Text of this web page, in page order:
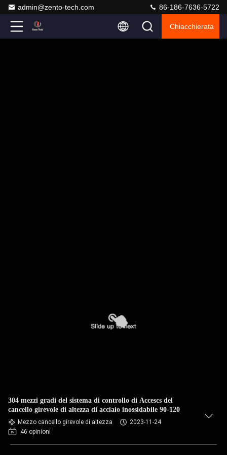
admin@zento-tech.com 86-186-7636-5722
Chiacchierata
304 mezzi gradi del sistema di controllo di Accescs del
cancello girevole di altezza di acciaio inossidabile 90-120
Mezzo cancello girevole di altezza
2023-11-24
46 opinioni